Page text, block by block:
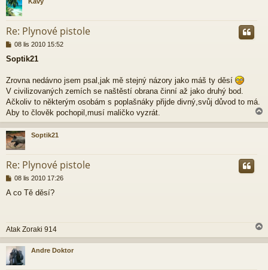
e
k
Re: Plynové pistole
P
í
p
ě
v
e
k
08 lis 2010 15:52
Soptik21
Zrovna nedávno jsem psal,jak mě stejný názory jako máš ty děsí
V civilizovaných zemích se naštěstí obrana činní až jako druhý bod.
Ačkoliv to některým osobám s poplašnáky přijde divný,svůj důvod to má.
Aby to člověk pochopil,musí maličko vyzrát.
a
h
Soptik21
Re: Plynové pistole
P
í
v
k
08 lis 2010 17:26
A co Tě děsí?
Atak Zoraki 914
a
h
Andre Doktor